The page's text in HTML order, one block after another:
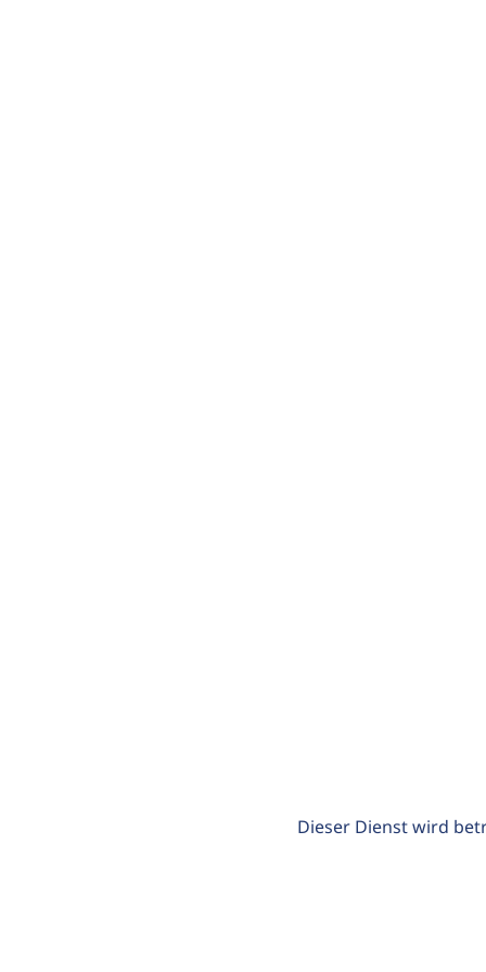
Dieser Dienst wird